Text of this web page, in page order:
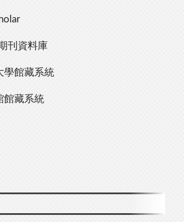
刊資料庫
學館藏系統
館藏系統